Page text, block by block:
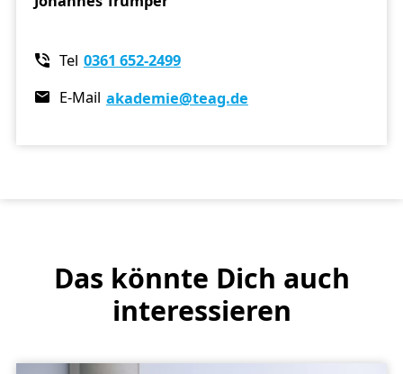
Tel 0361 652-2499
E-Mail akademie@teag.de
Das könnte Dich auch
interessieren